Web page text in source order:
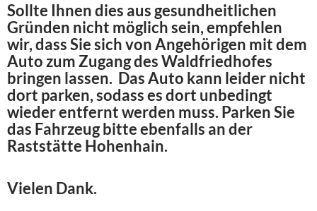
Sollte Ihnen dies aus gesundheitlichen
Gründen nicht möglich sein, empfehlen
wir, dass Sie sich von Angehörigen mit dem
Auto zum Zugang des Waldfriedhofes
bringen lassen. Das Auto kann leider nicht
dort parken, sodass es dort unbedingt
wieder entfernt werden muss. Parken Sie
das Fahrzeug bitte ebenfalls an der
Raststätte Hohenhain.
Vielen Dank.